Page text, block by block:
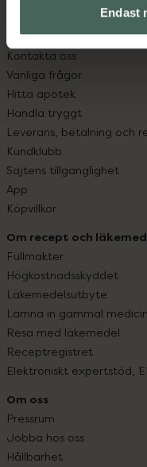
Endast
Kundservice
Kontakta oss
Vanliga frågor
Hitta apotek
Handla tryggt
Leverans, betalning och
Kundklubb
Sajtens tillgänglighet
App
Köpvillkor
Om recept och
Fullmakter
Högkostnadsskyddet
Läkemedelsutbyte
Lämna in gammal medicin
Resa med läkemedel
Receptregistret
Elektroniskt expertstöd,
Om oss
Pressrum
Jobba hos oss
Hållbarhet